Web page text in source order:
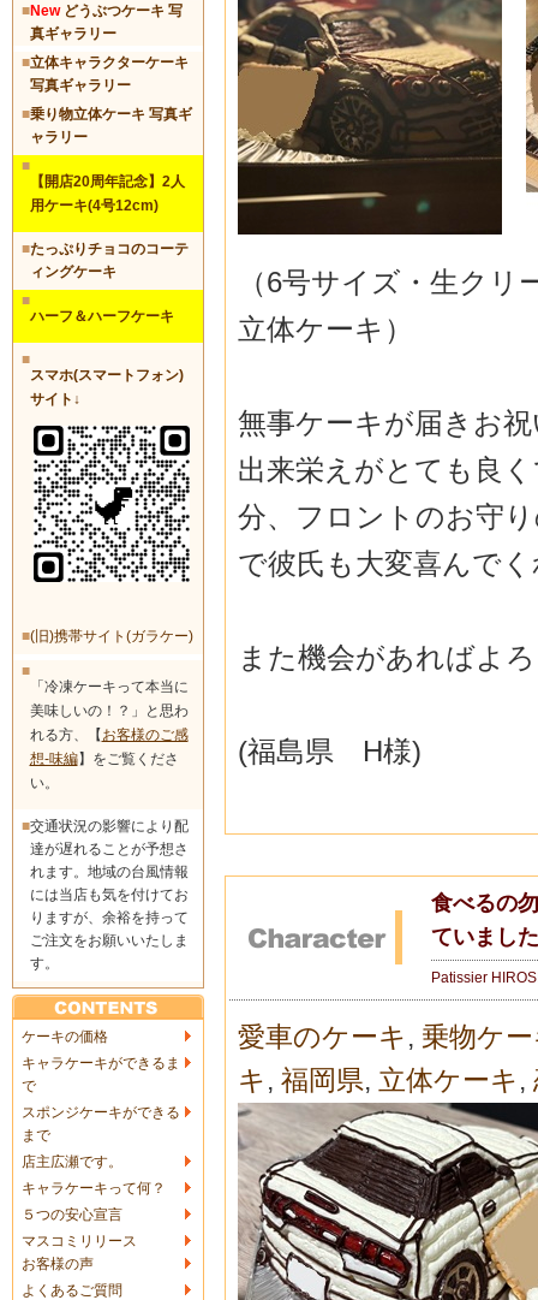
■Newどうぶつケーキ 写
真ギャラリー
■立体キャラクターケーキ
写真ギャラリー
■乗り物立体ケーキ 写真ギ
ャラリー
■
【開店20周年記念】2人
用ケーキ(4号12cm)
■たっぷりチョコのコーテ
ィングケーキ
■
ハーフ＆ハーフケーキ
■
スマホ(スマートフォン)
サイト↓
■(旧)携帯サイト(ガラケー)
■
「冷凍ケーキって本当に
美味しいの！？」と思わ
れる方、【 お客様のご感
想-味編】をご覧くださ
い。
■交通状況の影響により配
達が遅れることが予想さ
れます。地域の台風情報
には当店も気を付けてお
りますが、余裕を持って
ご注文をお願いいたしま
す。
ケーキの価格
キャラケーキができるま
で
スポンジケーキができる
まで
店主広瀬です。
キャラケーキって何？
５つの安心宣言
マスコミリリース
お客様の声
よくあるご質問
（6号サイズ・生ク
立体ケーキ）
無事ケーキが届きお
出来栄えがとても良
分、 フロントのお守
で彼氏も大変喜んでく
また機会があればよ
(福島県 H様)
食べるの
ていまし
Patissier
愛車のケーキ , 乗物ケ
キ , 福岡県, 立体ケーキ ,